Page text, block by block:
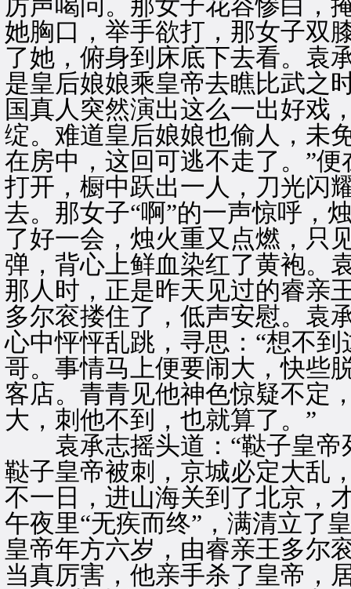
厉声喝问。那女子花容惨白，
她胸口，举手欲打，那女子双
了她，俯身到床底下去看。袁
是皇后娘娘乘皇帝去瞧比武之
国真人突然演出这么一出好戏
绽。难道皇后娘娘也偷人，未
在房中，这回可逃不走了。”
打开，橱中跃出一人，刀光闪
去。那女子“啊”的一声惊呼，
了好一会，烛火重又点燃，只
弹，背心上鲜血染红了黄袍。
那人时，正是昨天见过的睿亲
多尔衮搂住了，低声安慰。袁
心中怦怦乱跳，寻思：“想不
哥。事情马上便要闹大，快些
客店。青青见他神色惊疑不定
大，刺他不到，也就算了。”
袁承志摇头道：“鞑子皇帝
鞑子皇帝被刺，京城必定大乱
不一日，进山海关到了北京，
午夜里“无疾而终”，满清立了
皇帝年方六岁，由睿亲王多尔
当真厉害，他亲手杀了皇帝，